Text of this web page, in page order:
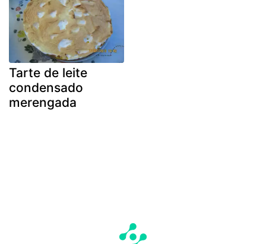
Tarte de leite
condensado
merengada